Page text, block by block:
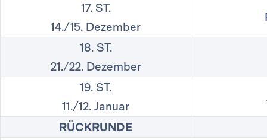
17. ST.
14./15. Dezember
18. ST.
21./22. Dezember
19. ST.
11./12. Januar
RÜCKRUNDE